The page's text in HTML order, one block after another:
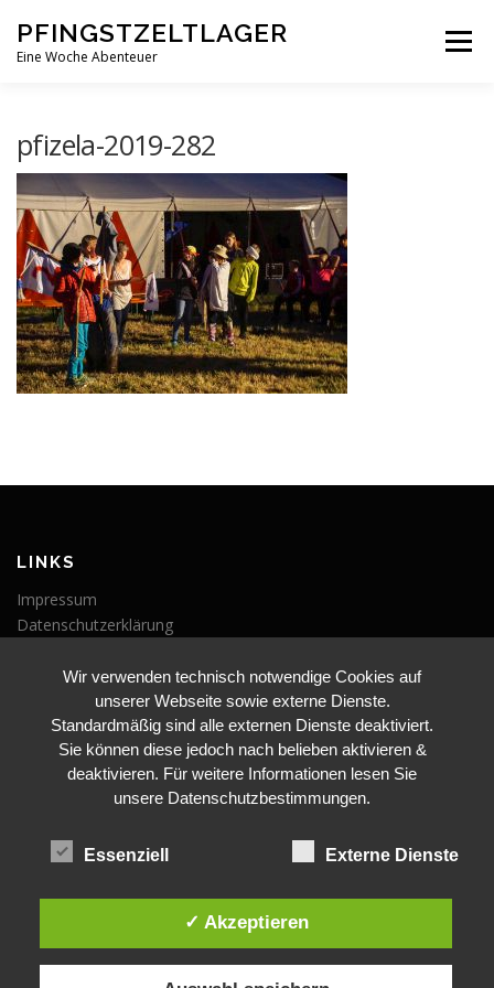
Inhalt
springen
PFINGSTZELTLAGER
Eine Woche Abenteuer
Menü
PFINGSTZELTLAGER VERANSTALTUNGEN
pfizela-2019-282
LINKS
Impressum
Datenschutzerklärung
VERANSTALTUNGEN
Veranstaltungen
Wir verwenden technisch notwendige Cookies auf
unserer Webseite sowie externe Dienste.
Standardmäßig sind alle externen Dienste deaktiviert.
Sie können diese jedoch nach belieben aktivieren &
deaktivieren. Für weitere Informationen lesen Sie
unsere Datenschutzbestimmungen.
Essenziell Externe Dienste
✓ Akzeptieren